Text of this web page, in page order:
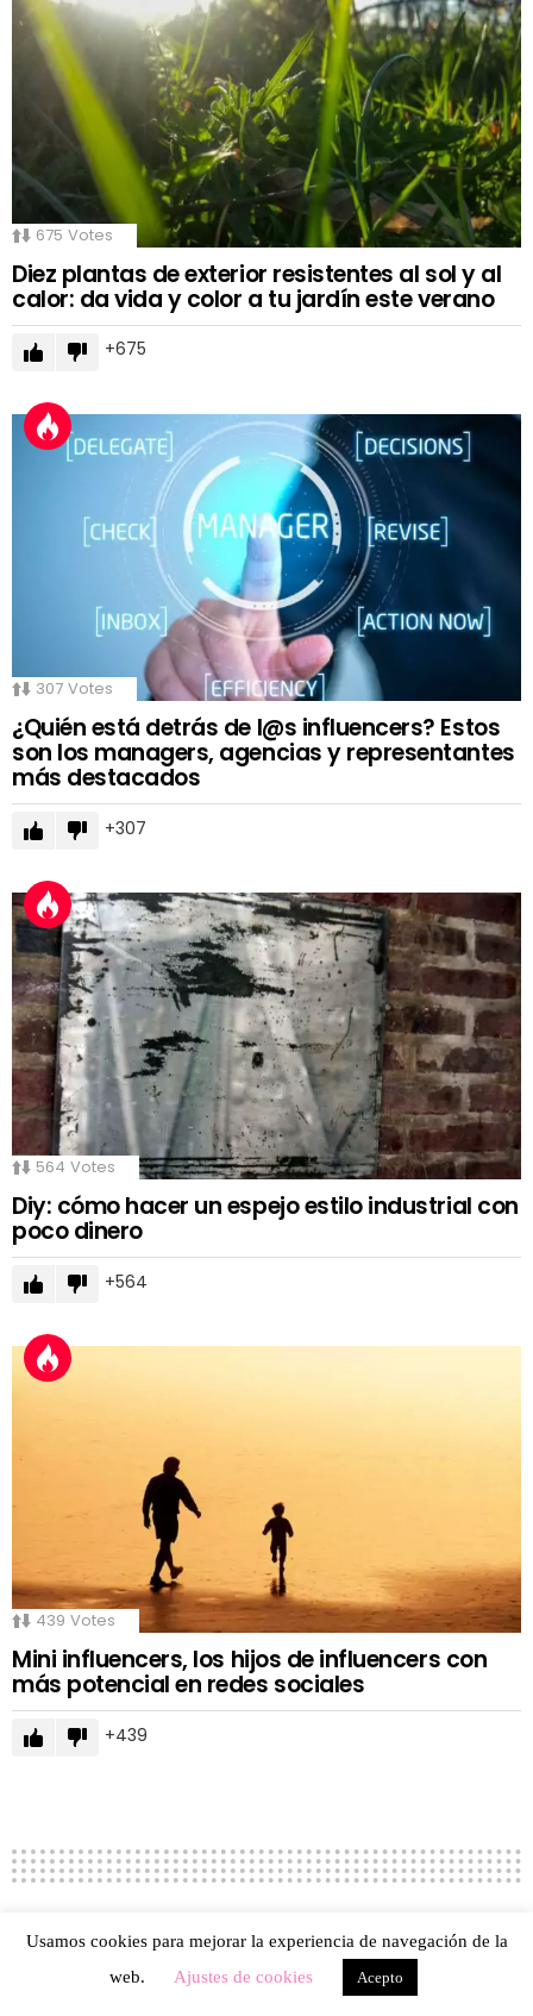
675 Votes
Diez plantas de exterior resistentes al sol y al
calor: da vida y color a tu jardín este verano
675
307 Votes
¿Quién está detrás de l@s influencers? Estos
son los managers, agencias y representantes
más destacados
307
564 Votes
Diy: cómo hacer un espejo estilo industrial con
poco dinero
564
439 Votes
Mini influencers, los hijos de influencers con
más potencial en redes sociales
439
OCIO
Nuevos canales digitales donde
Usamos cookies para mejorar la experiencia de navegación de la
web.
Ajustes de cookies Acepto